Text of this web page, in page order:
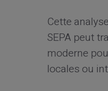
Cette
SEPA peut
moderne
locales ou